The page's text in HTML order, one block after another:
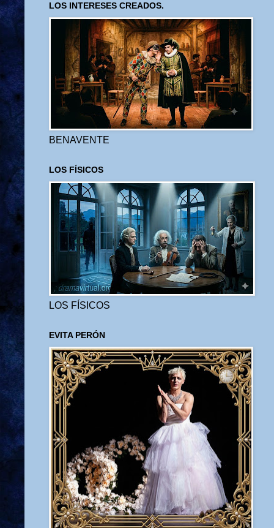
LOS INTERESES CREADOS.
BENAVENTE
LOS FÍSICOS
LOS FÍSICOS
EVITA PERÓN